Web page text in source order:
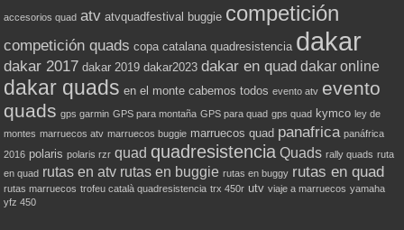
accesorios quad atv atvquadfestival buggie competición
competición quads copa catalana quadresistencia dakar
dakar 2017 dakar 2019 dakar2023 dakar en quad dakar online
dakar quads en el monte cabemos todos evento atv evento
quads gps garmin GPS para montaña GPS para quad gps quad kymco ley de
montes marruecos atv marruecos buggie marruecos quad panafrica panáfrica
2016 polaris polaris rzr quad quadresistencia Quads rally quads ruta
en quad rutas en atv rutas en buggie rutas en buggy rutas en quad
rutas marruecos trofeu català quadresistencia trx 450r utv viaje a marruecos yamaha
yfz 450